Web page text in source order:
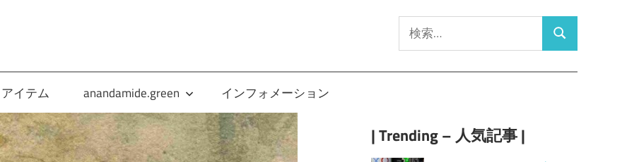
索:
検
アイテム anandamide.green インフォメーション
| Trending – 人気記事 |